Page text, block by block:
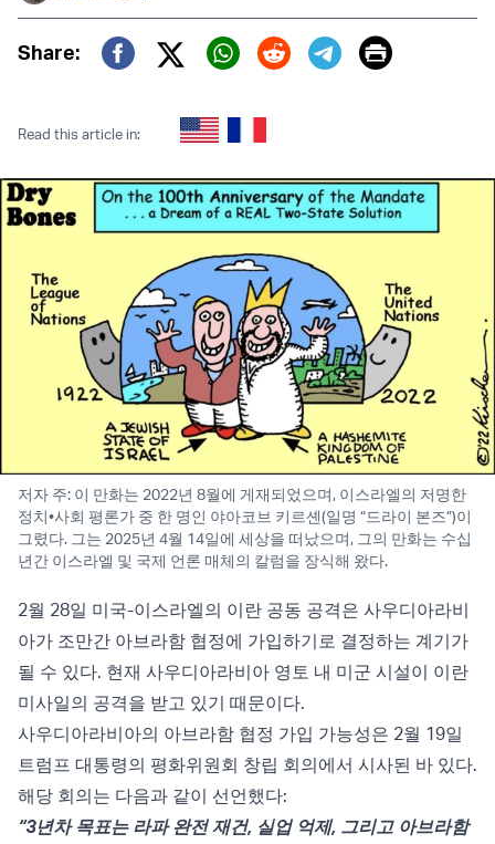
Share:
Twitter (X)
Print
Read this article in:
저자 주: 이 만화는 2022년 8월에 게재되었으며, 이스라엘의 저명한
정치•사회 평론가 중 한 명인 야아코브 키르셴(일명 “드라이 본즈”)이
그렸다. 그는 2025년 4월 14일에 세상을 떠났으며, 그의 만화는 수십
년간 이스라엘 및 국제 언론 매체의 칼럼을 장식해 왔다.
2월 28일 미국-이스라엘의 이란 공동 공격은 사우디아라비
아가 조만간 아브라함 협정에 가입하기로 결정하는 계기가
될 수 있다. 현재 사우디아라비아 영토 내 미군 시설이 이란
미사일의 공격을 받고 있기 때문이다.
사우디아라비아의 아브라함 협정 가입 가능성은 2월 19일
트럼프 대통령의 평화위원회 창립 회의에서 시사된 바 있다.
해당 회의는 다음과 같이 선언했다:
“3년차 목표는 라파 완전 재건, 실업 억제, 그리고 아브라함